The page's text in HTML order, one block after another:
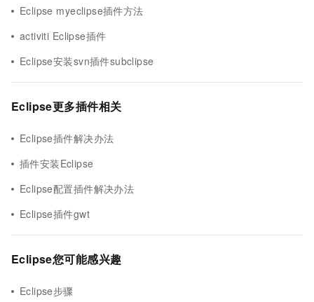
Eclipse myeclipse插件方法
activiti Eclipse插件
Eclipse安装svn插件subclipse
Eclipse更多插件相关
Eclipse插件解决办法
插件安装Eclipse
Eclipse配置插件解决办法
Eclipse插件gwt
Eclipse您可能感兴趣
Eclipse步骤